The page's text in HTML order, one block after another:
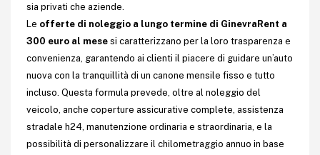
sia privati che aziende.
Le offerte di noleggio a lungo termine di GinevraRent a
300 euro al mese si caratterizzano per la loro trasparenza e
convenienza, garantendo ai clienti il piacere di guidare un’auto
nuova con la tranquillità di un canone mensile fisso e tutto
incluso. Questa formula prevede, oltre al noleggio del
veicolo, anche coperture assicurative complete, assistenza
stradale h24, manutenzione ordinaria e straordinaria, e la
possibilità di personalizzare il chilometraggio annuo in base